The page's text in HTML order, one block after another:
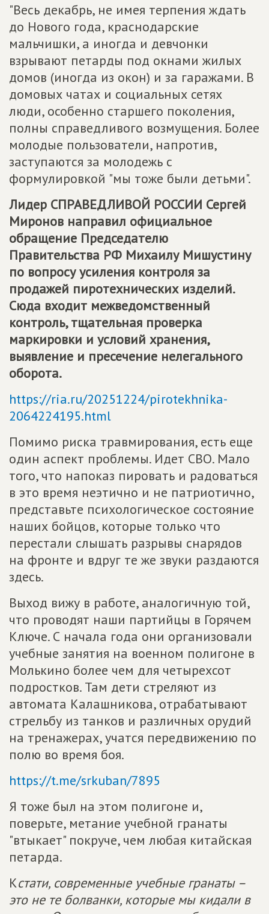
"Весь декабрь, не имея терпения ждать
до Нового года, краснодарские
мальчишки, а иногда и девчонки
взрывают петарды под окнами жилых
домов (иногда из окон) и за гаражами. В
домовых чатах и социальных сетях
люди, особенно старшего поколения,
полны справедливого возмущения. Более
молодые пользователи, напротив,
заступаются за молодежь с
формулировкой "мы тоже были детьми".
Лидер СПРАВЕДЛИВОЙ РОССИИ Сергей
Миронов направил официальное
обращение Председателю
Правительства РФ Михаилу Мишустину
по вопросу усиления контроля за
продажей пиротехнических изделий.
Сюда входит межведомственный
контроль, тщательная проверка
маркировки и условий хранения,
выявление и пресечение нелегального
оборота.
https://ria.ru/20251224/pirotekhnika-
2064224195.html
Помимо риска травмирования, есть еще
один аспект проблемы. Идет СВО. Мало
того, что напоказ пировать и радоваться
в это время неэтично и не патриотично,
представьте психологическое состояние
наших бойцов, которые только что
перестали слышать разрывы снарядов
на фронте и вдруг те же звуки раздаются
здесь.
Выход вижу в работе, аналогичную той,
что проводят наши партийцы в Горячем
Ключе. С начала года они организовали
учебные занятия на военном полигоне в
Молькино более чем для четырехсот
подростков. Там дети стреляют из
автомата Калашникова, отрабатывают
стрельбу из танков и различных орудий
на тренажерах, учатся передвижению по
полю во время боя.
https://t.me/srkuban/7895
Я тоже был на этом полигоне и,
поверьте, метание учебной гранаты
"втыкает" покруче, чем любая китайская
петарда.
Кстати, современные учебные гранаты –
это не те болванки, которые мы кидали в